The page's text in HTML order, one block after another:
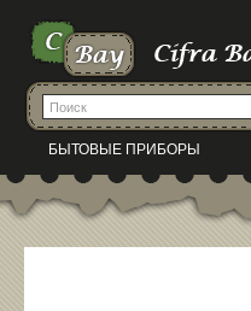
БЫТОВЫЕ ПРИБОРЫ